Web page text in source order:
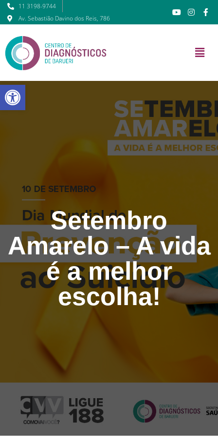
11 3198-9744
Av. Sebastião Davino dos Reis, 786
Setembro
Amarelo – A vida
é a melhor
escolha!
Barra de Ferramentas